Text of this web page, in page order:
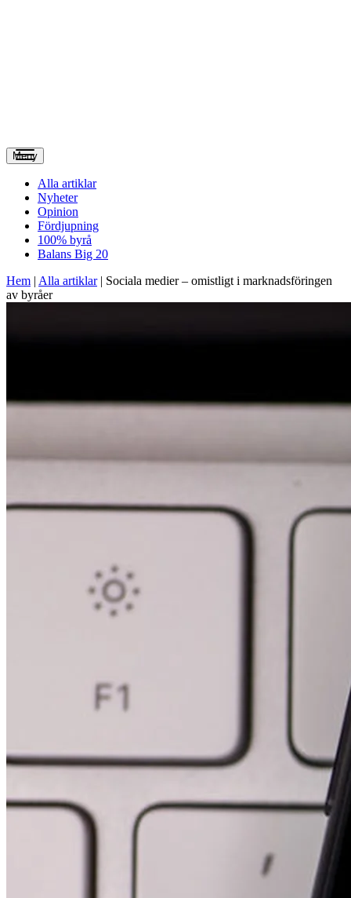
Meny
Alla artiklar
Nyheter
Opinion
Fördjupning
100% byrå
Balans Big 20
Hem | Alla artiklar| Sociala medier – omistligt i marknadsföringen
av byråer